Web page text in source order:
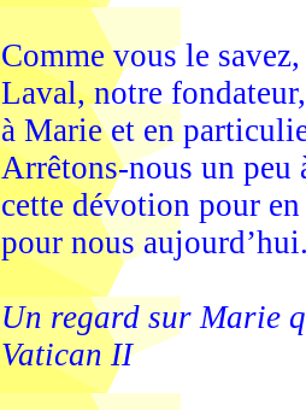
Comme vous le
Laval, notre
à Marie et en
Arrêtons-nous un peu
cette dévotion pour
pour nous
Un regard sur Marie
Vatican II